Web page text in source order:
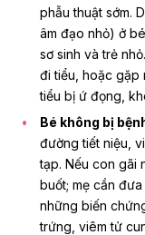
phẫu thuật sớm.
âm đạo nhỏ) ở
sơ sinh và trẻ
đi tiểu, hoặc gặp
tiểu bị ứ đọng,
Bé không bị
đường tiết niệu,
tạp. Nếu con gãi
buốt; mẹ cần
những biến
trứng, viêm tử